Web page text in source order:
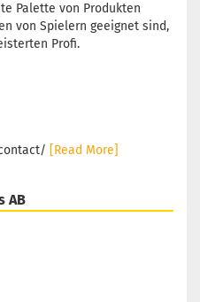
Palette von Produkten
von Spielern geeignet sind,
Profi.
[Read More]
AB